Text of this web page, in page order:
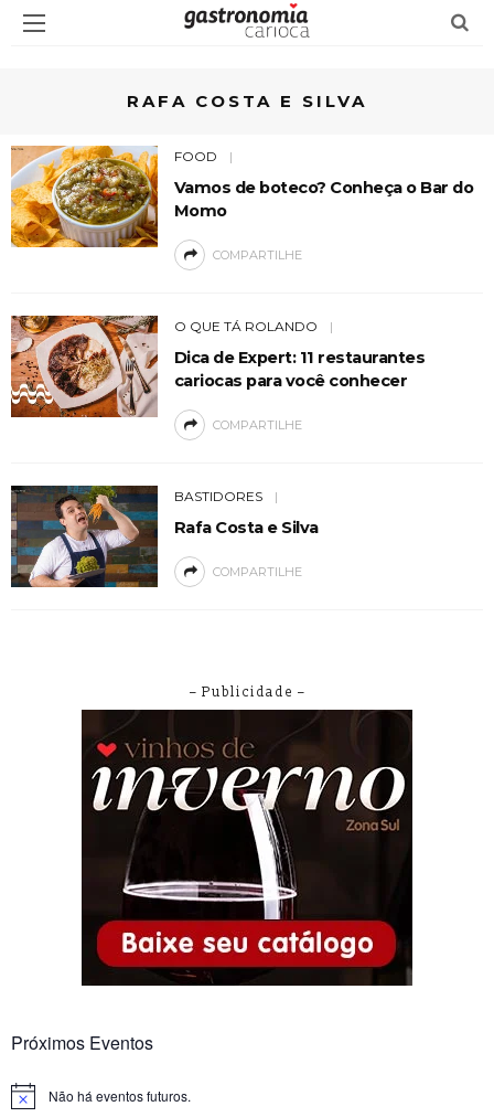
RAFA COSTA E SILVA
FOOD
Vamos de boteco? Conheça o Bar do
Momo
COMPARTILHE
O QUE TÁ ROLANDO
Dica de Expert: 11 restaurantes
cariocas para você conhecer
COMPARTILHE
BASTIDORES
Rafa Costa e Silva
COMPARTILHE
– Publicidade –
Próximos Eventos
Notice Não há eventos futuros.